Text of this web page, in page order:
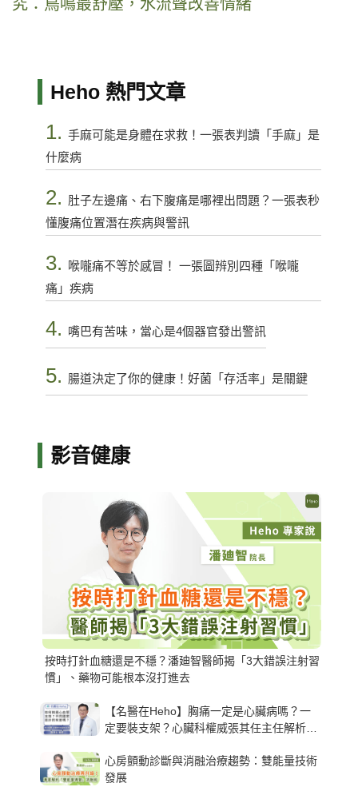
究：鳥鳴最舒壓，水流聲改善情緒
Heho 熱門文章
1. 手麻可能是身體在求救！一張表判讀「手麻」是
什麼病
2. 肚子左邊痛、右下腹痛是哪裡出問題？一張表秒
懂腹痛位置潛在疾病與警訊
3.
喉嚨痛不等於感冒！ 一張圖辨別四種「喉嚨
痛」疾病
4. 嘴巴有苦味，當心是4個器官發出警訊
5. 腸道決定了你的健康！好菌「存活率」是關鍵
影音健康
按時打針血糖還是不穩？潘廸智醫師揭「3大錯誤注射習
慣」、藥物可能根本沒打進去
【名醫在Heho】胸痛一定是心臟病嗎？一
定要裝支架？心臟科權威張其任主任解析支
心房顫動診斷與消融治療趨勢：雙能量技術
發展